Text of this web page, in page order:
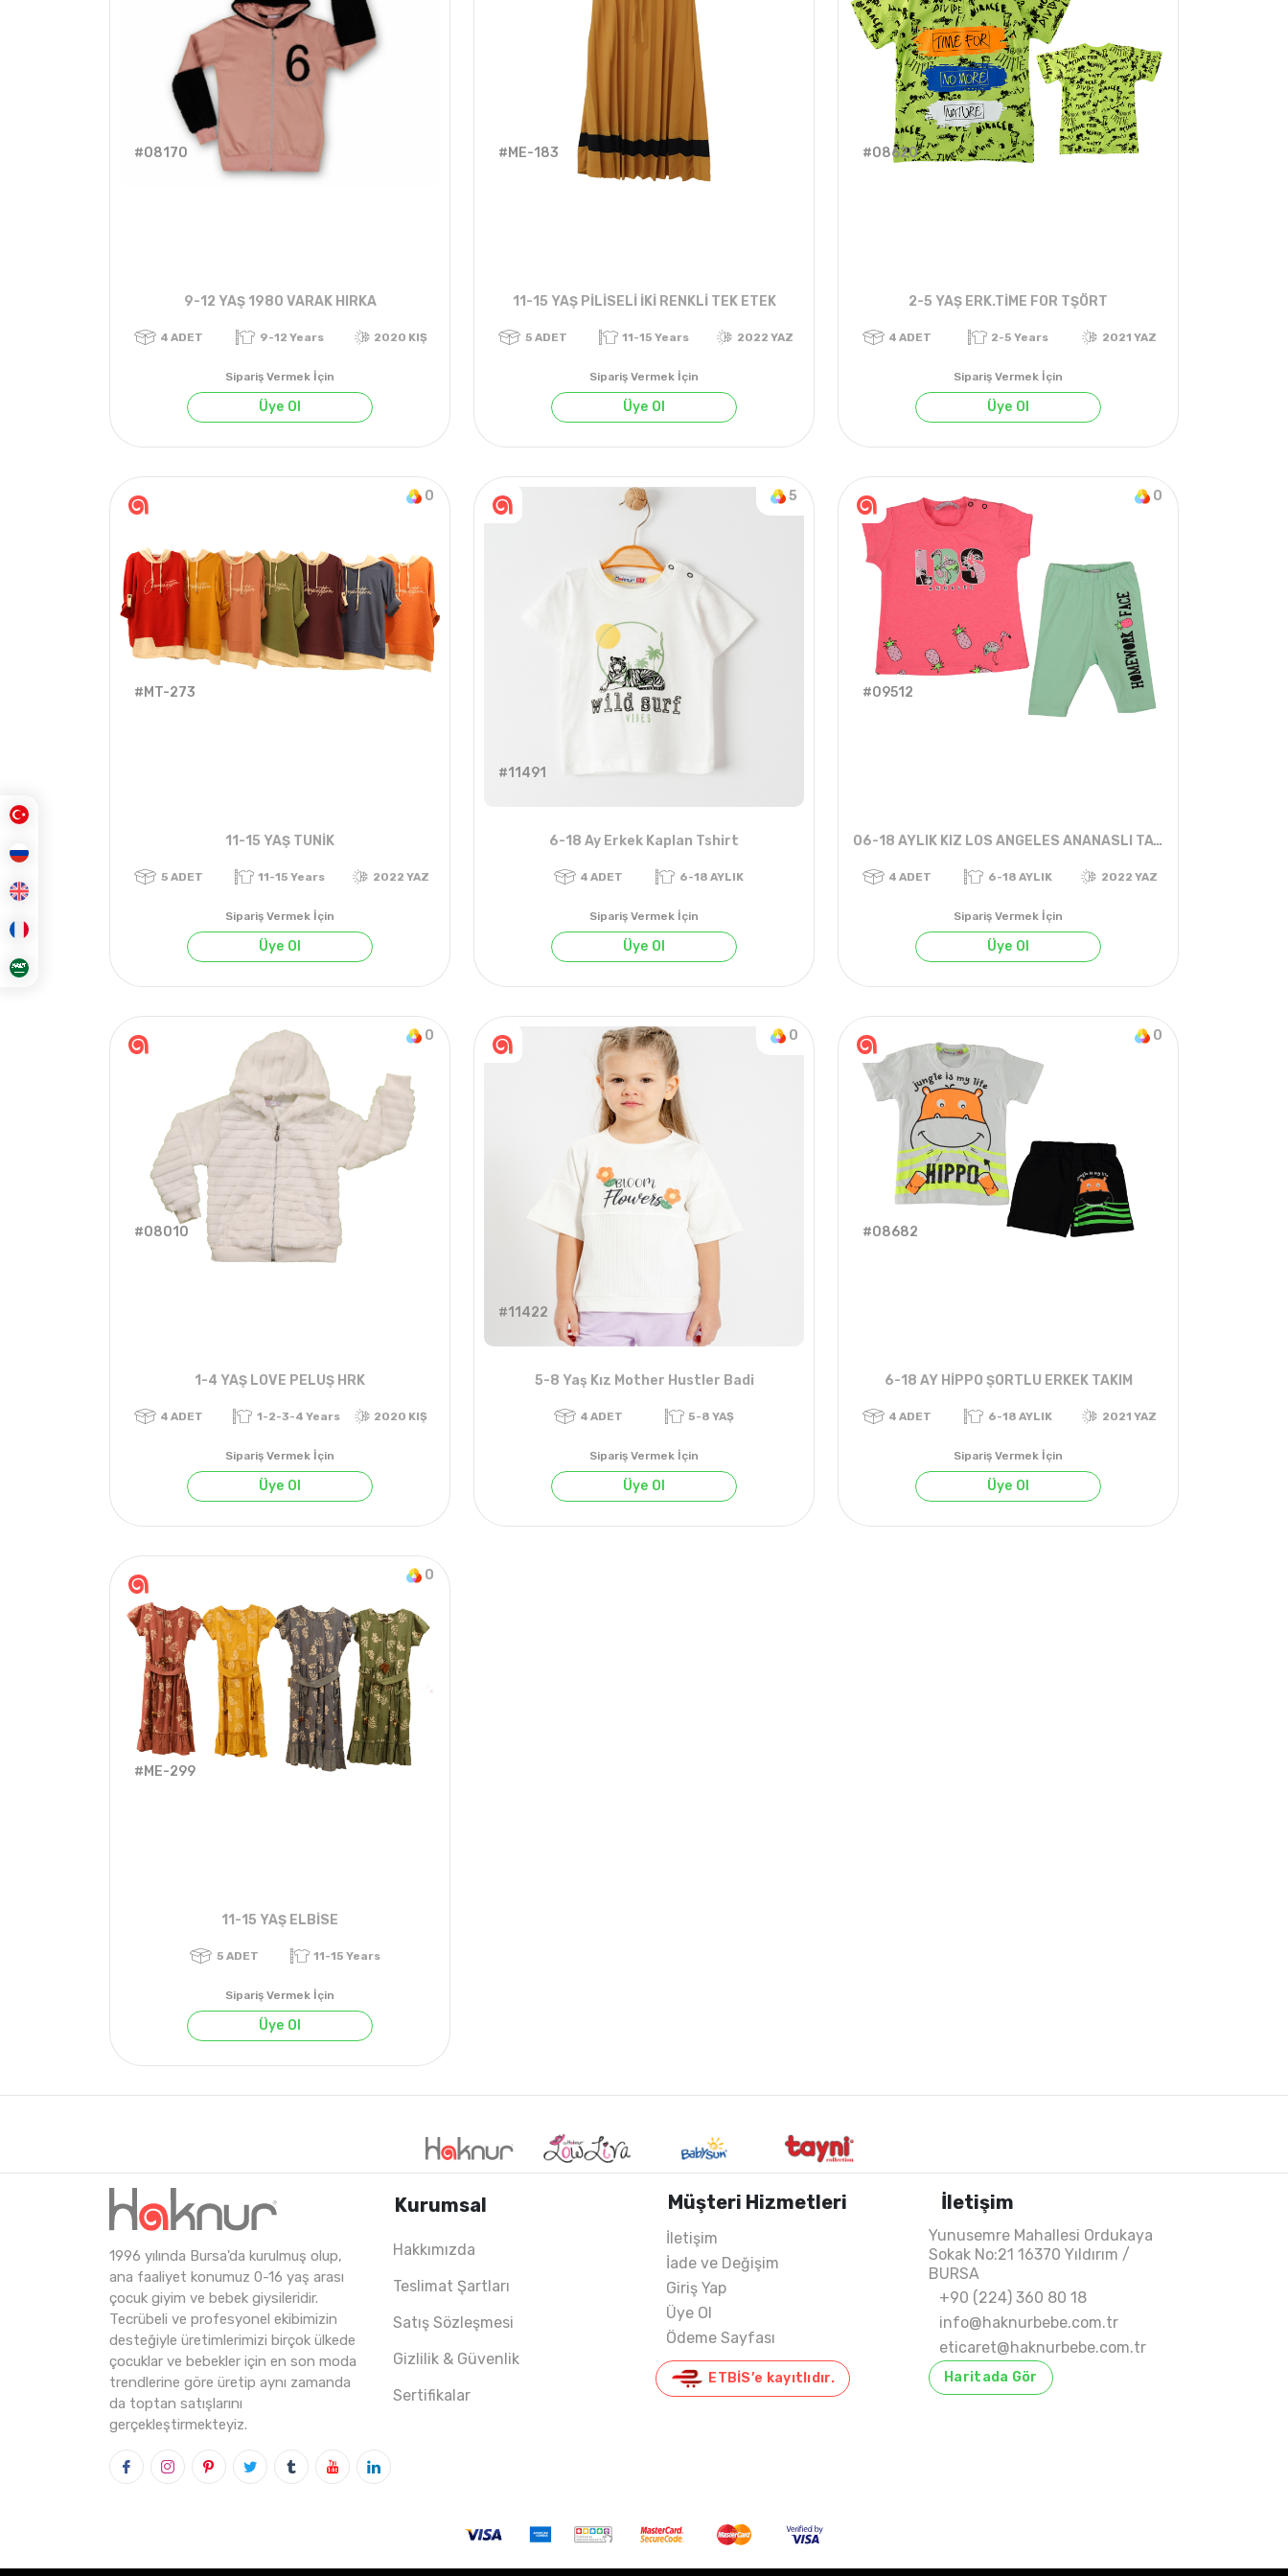
#08170
9-12 YAŞ 1980 VARAK HIRKA
Sipariş Vermek İçin
Üye Ol
#ME-183
11-15 YAŞ PİLİSELİ İKİ RENKLİ TEK ETEK
Sipariş Vermek İçin
Üye Ol
#08620
2-5 YAŞ ERK.TİME FOR TŞÖRT
Sipariş Vermek İçin
Üye Ol
0
#MT-273
11-15 YAŞ TUNİK
11-15 Years
Sipariş Vermek İçin
Üye Ol
5
#11491
6-18 Ay Erkek Kaplan Tshirt
4ADET
Sipariş Vermek İçin
Üye Ol
0
#09512
06-18 AYLIK KIZ LOS ANGELES ANANASLI TAYTLI TAKIM
Sipariş Vermek İçin
Üye Ol
0
#08010
1-4 YAŞ LOVE PELUŞ HRK
4 ADET 1-2-3-4 Years
Sipariş Vermek İçin
Üye Ol
0
#11422
5-8 Yaş Kız Mother Hustler Badi
Sipariş Vermek İçin
Üye Ol
0
#08682
6-18 AY HİPPO ŞORTLU ERKEK TAKIM
Sipariş Vermek İçin
Üye Ol
0
#ME-299
11-15 YAŞ ELBİSE
ADET
Sipariş Vermek İçin
Üye Ol
1996 yılında Bursa'da kurulmuş olup,
ana faaliyet konumuz 0-16 yaş arası
çocuk giyim ve bebek giysileridir.
Tecrübeli ve profesyonel ekibimizin
desteğiyle üretimlerimizi birçok ülkede
çocuklar ve bebekler için en son moda
trendlerine göre üretip aynı zamanda
da toptan satışlarını
gerçekleştirmekteyiz.
Kurumsal
Hakkımızda
Teslimat Şartları
Satış Sözleşmesi
Gizlilik & Güvenlik
Sertifikalar
Müşteri Hizmetleri
İletişim
İade ve Değişim
Giriş Yap
Üye Ol
Ödeme Sayfası
ETBİS’e kayıtlıdır.
İletişim
Yunusemre Mahallesi Ordukaya
Sokak No:21 16370 Yıldırım /
BURSA
+90 (224) 360 80 18
info@haknurbebe.com.tr
eticaret@haknurbebe.com.tr
Haritada Gör